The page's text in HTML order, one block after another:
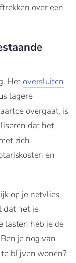
over een
Hetoversluiten
lagere
overgaat, is
dat het
zich
en
op je netvlies
dat het je
lasten heb je de
je nog van
blijven wonen?